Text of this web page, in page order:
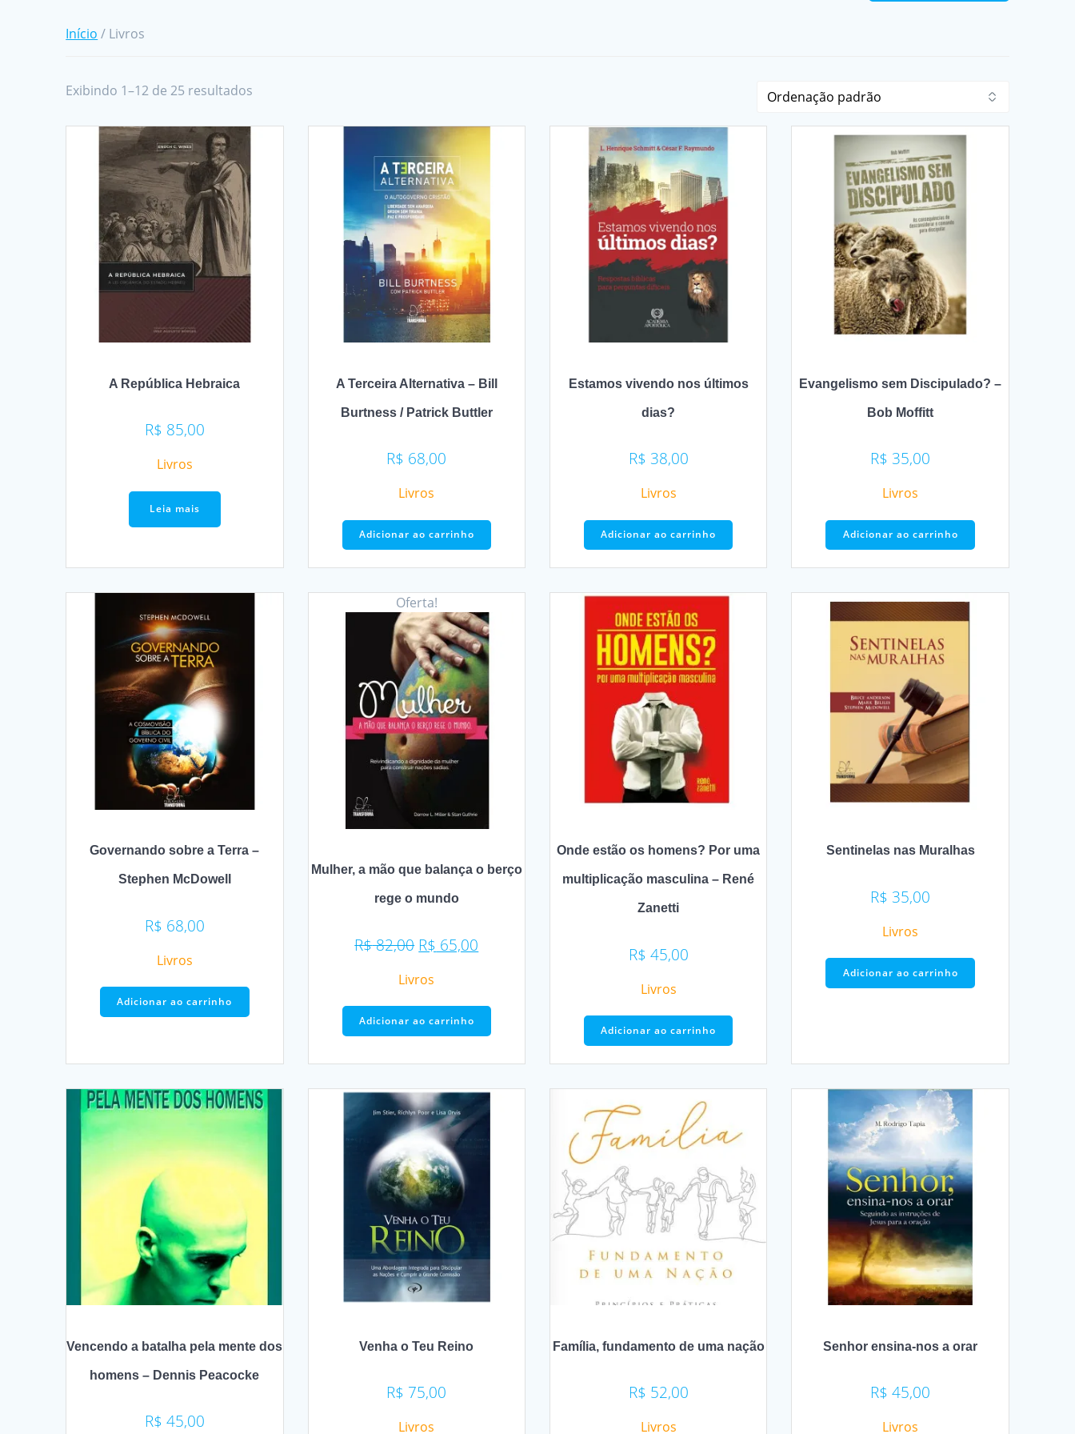
Início / Livros
Exibindo 1–12 de 25 resultados
A República Hebraica
R$ 85,00
Livros
Leia mais
A Terceira Alternativa – Bill
Burtness / Patrick Buttler
R$ 68,00
Livros
Adicionar ao carrinho
Estamos vivendo nos últimos
dias?
R$ 38,00
Livros
Adicionar ao carrinho
Evangelismo sem Discipulado? –
Bob Moffitt
R$ 35,00
Livros
Adicionar ao carrinho
Governando sobre a Terra –
Stephen McDowell
R$ 68,00
Livros
Adicionar ao carrinho
Oferta!
Mulher, a mão que balança o berço
rege o mundo
R$82,00 O
original
era:
R$ 82,00.
R$ 65,00
é:
Livros
Adicionar ao carrinho
Onde estão os homens? Por uma
multiplicação masculina – René
Zanetti
R$ 45,00
Livros
Adicionar ao carrinho
Sentinelas nas Muralhas
R$ 35,00
Livros
Adicionar ao carrinho
Vencendo a batalha pela mente dos
homens – Dennis Peacocke
R$ 45,00
Venha o Teu Reino
R$ 75,00
Livros
Família, fundamento de uma nação
R$ 52,00
Livros
Senhor ensina-nos a orar
R$ 45,00
Livros